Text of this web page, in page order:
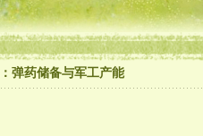
弹药储备与军工产能